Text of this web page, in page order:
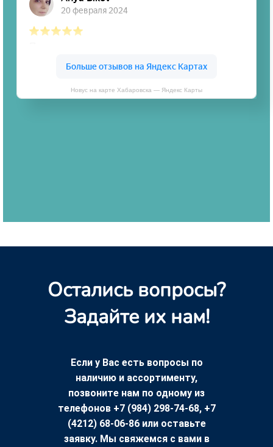
Новус на карте Хабаровска — Яндекс Карты
Остались вопросы?
Задайте их нам!
Если у Вас есть вопросы по
наличию и ассортименту,
позвоните нам по одному из
телефонов +7 (984) 298-74-68, +7
(4212) 68-06-86 или оставьте
заявку. Мы свяжемся с вами в